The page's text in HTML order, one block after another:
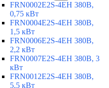
FRN0002E2S-4EH 380В,
0,75 кВт
FRN0004E2S-4EH 380В,
1,5 кВт
FRN0006E2S-4EH 380В,
2,2 кВт
FRN0007E2S-4EH 380В, 3
кВт
FRN0012E2S-4EH 380В,
5,5 кВт